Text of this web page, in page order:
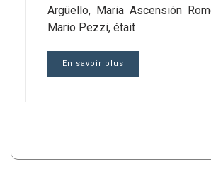
Argüello, Maria Ascensión
Mario Pezzi, était
En savoir plus